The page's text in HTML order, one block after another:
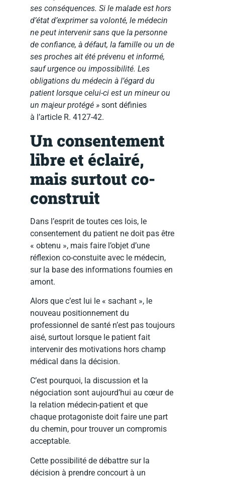
ses conséquences. Si le malade est hors
d’état d’exprimer sa volonté, le médecin
ne peut intervenir sans que la personne
de confiance, à défaut, la famille ou un de
ses proches ait été prévenu et informé,
sauf urgence ou impossibilité. Les
obligations du médecin à l’égard du
patient lorsque celui-ci est un mineur ou
un majeur protégé » sont définies
à l’article R. 4127-42.
Un consentement
libre et éclairé,
mais surtout co-
construit
Dans l’esprit de toutes ces lois, le
consentement du patient ne doit pas être
« obtenu », mais faire l’objet d’une
réflexion co-constuite avec le médecin,
sur la base des informations fournies en
amont.
Alors que c’est lui le « sachant », le
nouveau positionnement du
professionnel de santé n’est pas toujours
aisé, surtout lorsque le patient fait
intervenir des motivations hors champ
médical dans la décision.
C’est pourquoi, la discussion et la
négociation sont aujourd’hui au cœur de
la relation médecin-patient et que
chaque protagoniste doit faire une part
du chemin, pour trouver un compromis
acceptable.
Cette possibilité de débattre sur la
décision à prendre concourt à un